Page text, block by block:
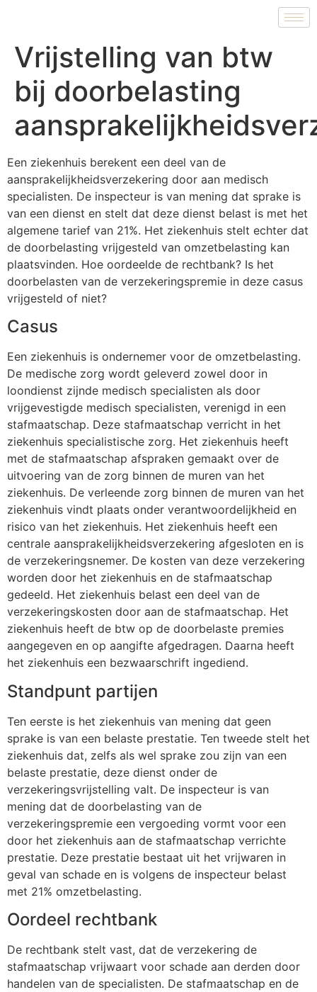
Vrijstelling van btw
bij doorbelasting
Een ziekenhuis berekent een deel van de
aansprakelijkheidsverzekering door aan medisch
specialisten. De inspecteur is van mening dat sprake is
van een dienst en stelt dat deze dienst belast is met het
algemene tarief van 21%. Het ziekenhuis stelt echter dat
de doorbelasting vrijgesteld van omzetbelasting kan
plaatsvinden. Hoe oordeelde de rechtbank? Is het
doorbelasten van de verzekeringspremie in deze casus
vrijgesteld of niet?
Casus
Een ziekenhuis is ondernemer voor de omzetbelasting.
De medische zorg wordt geleverd zowel door in
loondienst zijnde medisch specialisten als door
vrijgevestigde medisch specialisten, verenigd in een
stafmaatschap. Deze stafmaatschap verricht in het
ziekenhuis specialistische zorg. Het ziekenhuis heeft
met de stafmaatschap afspraken gemaakt over de
uitvoering van de zorg binnen de muren van het
ziekenhuis. De verleende zorg binnen de muren van het
ziekenhuis vindt plaats onder verantwoordelijkheid en
risico van het ziekenhuis. Het ziekenhuis heeft een
centrale aansprakelijkheidsverzekering afgesloten en is
de verzekeringsnemer. De kosten van deze verzekering
worden door het ziekenhuis en de stafmaatschap
gedeeld. Het ziekenhuis belast een deel van de
verzekeringskosten door aan de stafmaatschap. Het
ziekenhuis heeft de btw op de doorbelaste premies
aangegeven en op aangifte afgedragen. Daarna heeft
het ziekenhuis een bezwaarschrift ingediend.
Standpunt partijen
Ten eerste is het ziekenhuis van mening dat geen
sprake is van een belaste prestatie. Ten tweede stelt het
ziekenhuis dat, zelfs als wel sprake zou zijn van een
belaste prestatie, deze dienst onder de
verzekeringsvrijstelling valt. De inspecteur is van
mening dat de doorbelasting van de
verzekeringspremie een vergoeding vormt voor een
door het ziekenhuis aan de stafmaatschap verrichte
prestatie. Deze prestatie bestaat uit het vrijwaren in
geval van schade en is volgens de inspecteur belast
met 21% omzetbelasting.
Oordeel rechtbank
De rechtbank stelt vast, dat de verzekering de
stafmaatschap vrijwaart voor schade aan derden door
handelen van de specialisten. De stafmaatschap en de